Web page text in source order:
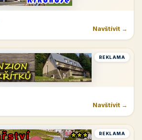
Navštívit →
REKLAMA
Navštívit →
REKLAMA